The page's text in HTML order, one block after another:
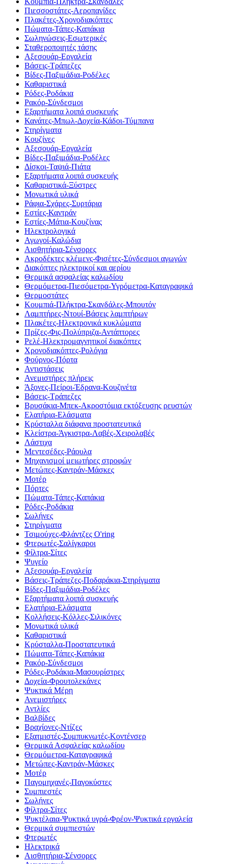
Πιεσσοστάτες-Αεροπαγίδες
Πλακέτες-Χρονοδιακόπτες
Πώματα-Τάπες-Καπάκια
Σωληνώσεις-Εσωτερικές
Σταθεροποιητές τάσης
Αξεσουάρ-Εργαλεία
Βάσεις-Τράπεζες
Βίδες-Παξιμάδια-Ροδέλες
Καθαριστικά
Ρόδες-Ροδάκια
Ρακόρ-Σύνδεσμοι
Εξαρτήματα λοιπά συσκευής
Κανάτες-Μπωλ-Δοχεία-Κάδοι-Τύμπανα
Στηρίγματα
Κουζίνες
Αξεσουάρ-Εργαλεία
Βίδες-Παξιμάδια-Ροδέλες
Δίσκοι-Ταψιά-Πιάτα
Εξαρτήματα λοιπά συσκευής
Καθαριστικά-Ξύστρες
Μονωτικά υλικά
Ράφια-Σχάρες-Συρτάρια
Εστίες-Καντράν
Εστίες-Μάτια-Κουζίνας
Ηλεκτρολογικά
Αγωγοί-Καλώδια
Αισθητήρια-Σένσορες
Ακροδέκτες κλέμενς-Φισέτες-Σύνδεσμοι αγωγών
Διακόπτες ηλεκτρικοί και αερίου
Θερμικά ασφαλείας καλωδίου
Θερμόμετρα-Πιεσόμετρα-Υγρόμετρα-Καταγραφικά
Θερμοστάτες
Κουμπιά-Πλήκτρα-Σκανδάλες-Μπουτόν
Λαμπτήρες-Ντουί-Βάσεις λαμπτήρων
Πλακέτες-Ηλεκτρονικά κυκλώματα
Πρίζες-Φις-Πολύπριζα-Αντάπτορες
Ρελέ-Ηλεκτρομαγνητικοί διακόπτες
Χρονοδιακόπτες-Ρολόγια
Φούρνος-Πόρτα
Αντιστάσεις
Ανεμιστήρες πλήρεις
Άξονες-Πείροι-Έδρανα-Κουζινέτα
Βάσεις-Τράπεζες
Βρυσάκια-Μπεκ-Ακροστόμια εκτόξευσης ρευστών
Ελατήρια-Ελάσματα
Κρύσταλλα διάφανα προστατευτικά
Κλείστρα-Άγκιστρα-Λαβές-Χειρολαβές
Λάστιχα
Μεντεσέδες-Ράουλα
Μηχανισμοί μειωτήρες στροφών
Μετώπες-Καντράν-Μάσκες
Μοτέρ
Πόρτες
Πώματα-Τάπες-Καπάκια
Ρόδες-Ροδάκια
Σωλήνες
Στηρίγματα
Τσιμούχες-Φλάντζες O'ring
Φτερωτές-Σαλίγκαροι
Φίλτρα-Σίτες
Ψυγείο
Αξεσουάρ-Εργαλεία
Βάσεις-Τράπεζες-Ποδαράκια-Στηρίγματα
Βίδες-Παξιμάδια-Ροδέλες
Εξαρτήματα λοιπά συσκευής
Ελατήρια-Ελάσματα
Κολλήσεις-Κόλλες-Σιλικόνες
Μονωτικά υλικά
Καθαριστικά
Κρύσταλλα-Προστατευτικά
Πώματα-Τάπες-Καπάκια
Ρακόρ-Σύνδεσμοι
Ρόδες-Ροδάκια-Μασουρίστρες
Δοχεία-Φρουτολεκάνες
Ψυκτικά Μέρη
Ανεμιστήρες
Αντλίες
Βαλβίδες
Βραχίονες-Ντίζες
Εξατμιστές-Συμπυκνωτές-Κοντένσερ
Θερμικά Ασφαλείας καλωδίου
Θερμόμετρα-Καταγραφικά
Μετώπες-Καντράν-Μάσκες
Μοτέρ
Παγομηχανές-Παγοκύστες
Συμπιεστές
Σωλήνες
Φίλτρα-Σίτες
Ψυκτέλαια-Ψυκτικά υγρά-Φρέον-Ψυκτικά εργαλεία
Θερμικά συμπιεστών
Φτερωτές
Ηλεκτρικά
Αισθητήρια-Σένσορες